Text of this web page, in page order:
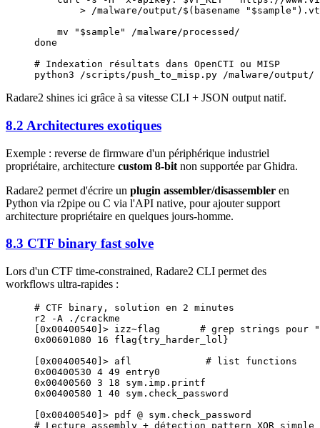
        >
/malware/output/$( basename " $sample " )
    mv
" $sample "
/malware/processed/
done
# Indexation résultats dans OpenCTI ou MISP
python3 /scripts/push_to_misp.py /malware/output/
Radare2 shines ici grâce à sa vitesse CLI + JSON output natif.
8.2 Architectures exotiques
Exemple : reverse de firmware d'un périphérique industriel
propriétaire, architecture custom 8-bit non supportée par Ghidra.
Radare2 permet d'écrire un plugin assembler/disassembler en
Python via r2pipe ou C via l'API native, pour ajouter support
architecture propriétaire en quelques jours-homme.
8.3 CTF binary fast solve
Lors d'un CTF time-constrained, Radare2 CLI permet des
workflows ultra-rapides :
# CTF binary, solution en 2 minutes
r2 -A ./crackme
[0x00400540] > izz~flag # grep strings pour
0x00601080 16 flag{try_harder_lol}
[0x00400540] > afl # list functions
0x00400530 4 49 entry0
0x00400560 3 18 sym.imp.printf
0x00400580 1 40 sym.check_password
[0x00400540] > pdf @ sym.check_password
# Lecture assembly + détection pattern XOR simple